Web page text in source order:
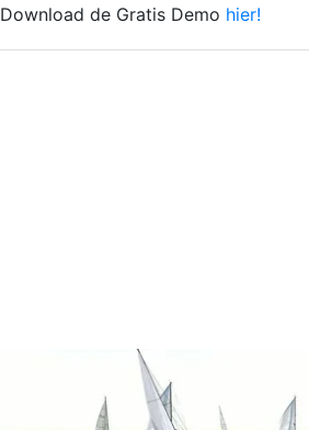
Download de Gratis Demo hier!